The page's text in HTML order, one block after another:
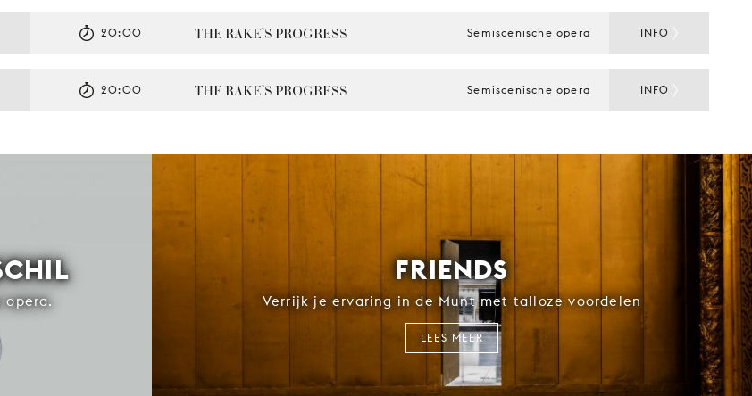
THE RAKE’S PROGRESS
20:00 Semiscenische opera INFO
THE RAKE’S PROGRESS
20:00 Semiscenische opera INFO
opera.
FRIENDS
Verrijk je ervaring in de Munt met talloze voordelen
LEES MEER